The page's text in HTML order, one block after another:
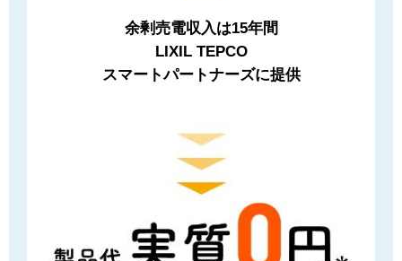
余剰売電収入は15年間
LIXIL TEPCO
スマートパートナーズに提供